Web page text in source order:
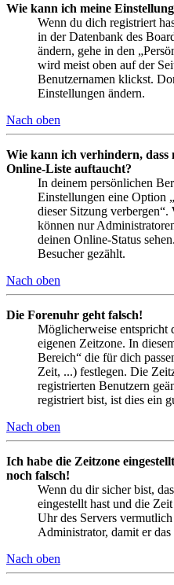
Wie kann ich meine
Wenn du dich registriert
in der Datenbank des
ändern, gehe in den
wird meist oben auf der
Benutzernamen klickst.
Einstellungen ändern.
Nach oben
Wie kann ich verhindern, dass
Online-Liste auftaucht?
In deinem persönlichen
Einstellungen eine Option
dieser Sitzung verbergen“.
können nur
deinen Online-Status
Besucher gezählt.
Nach oben
Die Forenuhr geht falsch!
Möglicherweise entspricht
eigenen Zeitzone. In
Bereich“ die für dich
Zeit, ...) festlegen. Die
registrierten Benutzern
registriert bist, ist dies ein
Nach oben
Ich habe die Zeitzone
noch falsch!
Wenn du dir sicher bist,
eingestellt hast und die
Uhr des Servers
Administrator, damit er
Nach oben